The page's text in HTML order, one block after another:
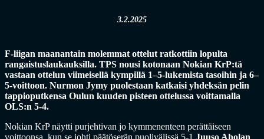
3.2.2025
F-liigan maanantain molemmat ottelut ratkottiin lopulta
rangaistuslaukauksilla. TPS nousi kotonaan Nokian KrP:tä
vastaan ottelun viimeisellä kympillä 1–5-lukemista tasoihin ja 6–
5-voittoon. Nurmon Jymy puolestaan katkaisi yhdeksän pelin
tappioputkensa Oulun kuuden pisteen ottelussa voittamalla
OLS:n 5-4.
Nokian KrP näytti purjehtivan jo kymmenenteen perättäiseen
voittoonsa, kun se johti päätöserän puolivälissä 5-1 Juuso Aholan